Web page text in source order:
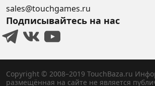
sales@touchgames.ru
Подписывайтесь на нас
Copyright © 2008–2019 TouchBaza.ru
размещённая на сайте не является